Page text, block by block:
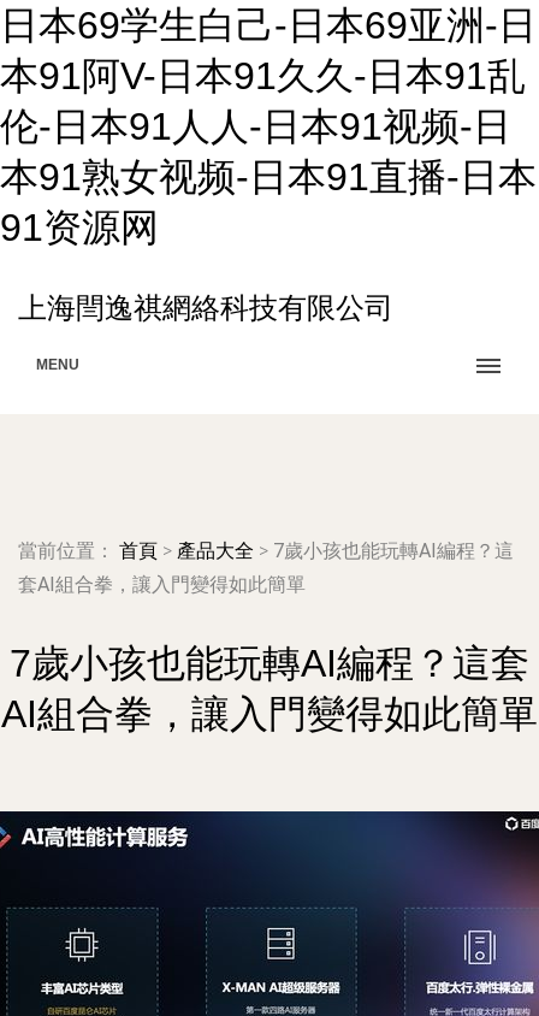
日本69学生白己-日本69亚洲-日
本91阿V-日本91久久-日本91乱
伦-日本91人人-日本91视频-日
本91熟女视频-日本91直播-日本
91资源网
上海閆逸祺網絡科技有限公司
MENU
當前位置： 首頁 > 產品大全 > 7歲小孩也能玩轉AI編程？這
套AI組合拳，讓入門變得如此簡單
7歲小孩也能玩轉AI編程？這套
AI組合拳，讓入門變得如此簡單